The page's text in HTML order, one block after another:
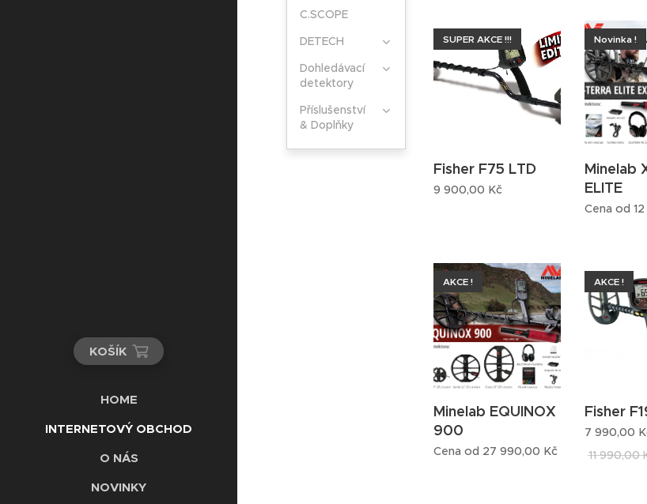
KOŠÍK
HOME
INTERNETOVÝ OBCHOD
O NÁS
NOVINKY
C.SCOPE
DETECH
Dohledávací
detektory
Příslušenství
& Doplňky
Fisher F75 LTD
SUPER AKCE !!!
9 900,00 Kč
Minelab
ELITE
Novinka !
Cena od
Minelab EQUINOX
900
AKCE !
Cena od 27 990,00 Kč
Fisher
AKCE !
7 990,00
11 990,00